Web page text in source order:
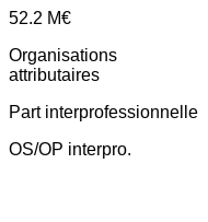
52.2 M€
Organisations
attributaires
Part interprofessionnelle
OS/OP interpro.